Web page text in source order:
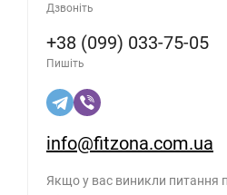
Дзвоніть
+38 (099) 033-75-05
Пишіть
info@fitzona.com.ua
Якщо у вас виникли питання